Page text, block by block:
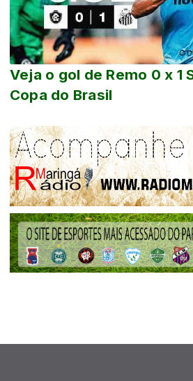
Veja o gol de Remo 0 x 1
Copa do Brasil